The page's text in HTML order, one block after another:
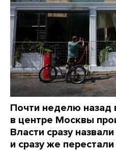
Почти неделю назад
в центре Москвы
Власти сразу
и сразу же